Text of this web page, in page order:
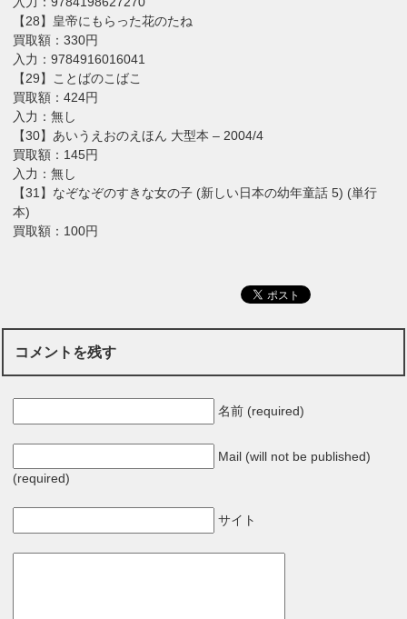
【28】皇帝にもらった花のたね
買取額：330円
入力：9784916016041
【29】ことばのこばこ
買取額：424円
入力：無し
【30】あいうえおのえほん 大型本 – 2004/4
買取額：145円
入力：無し
【31】なぞなぞのすきな女の子 (新しい日本の幼年童話 5) (単行
本)
買取額：100円
コメントを残す
名前 (required)
Mail (will not be published)
(required)
サイト